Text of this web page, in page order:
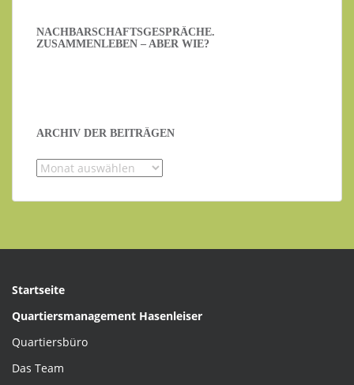
NACHBARSCHAFTSGESPRÄCHE.
ZUSAMMENLEBEN – ABER WIE?
ARCHIV DER BEITRÄGEN
Startseite
Quartiersmanagement Hasenleiser
Quartiersbüro
Das Team